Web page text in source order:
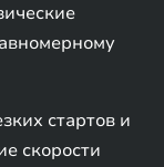
стартов и
скорости